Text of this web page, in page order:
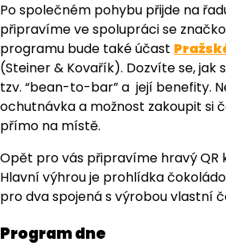
Po společném pohybu přijde na
připravíme ve spolupráci se
programu bude také účast
(Steiner & Kovařík). Dozvíte se, jak
tzv. “bean-to-bar” a její benefity.
ochutnávka a možnost zakoupit si
přímo na místě.
Opět pro vás připravíme hravý QR
Hlavní výhrou je prohlídka
pro dva spojená s výrobou vlastní
Program dne